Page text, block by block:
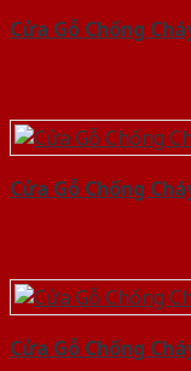
Cửa Gỗ Chống
Cửa Gỗ Chống
Cửa Gỗ Chống